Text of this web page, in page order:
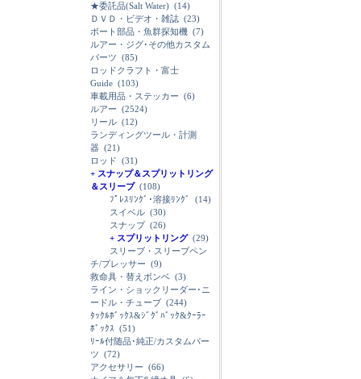
★委託品(Salt Water) (14)
ＤＶＤ・ビデオ・雑誌 (23)
ボート部品・魚群探知機 (7)
ルアー・ジグ･その他カスタム
パーツ (85)
ロッドクラフト・富士
Guide (103)
車載用品・ステッカー (6)
ルアー (2524)
リール (12)
ランディングツール・計測
器 (21)
ロッド (31)
+ スナップ＆スプリットリング
＆スリーブ(108)
ﾌﾟﾚｽﾘﾝｸﾞ･溶接ﾘﾝｸﾞ
(14)
スイベル (30)
スナップ(26)
+ スプリットリング(29)
スリーブ・スリーブペン
チ/プレッサー (9)
救命具・替えボンベ (3)
ライン・ショックリーダー･ニ
ードル・チューブ (244)
ﾀｯｸﾙﾎﾞｯｸｽ&ｼﾞｸﾞﾊﾞｯｸ&ｸｰﾗｰ
ﾎﾞｯｸｽ (51)
ﾘｰﾙ付随品･純正/カスタムパー
ツ (72)
アクセサリー (66)